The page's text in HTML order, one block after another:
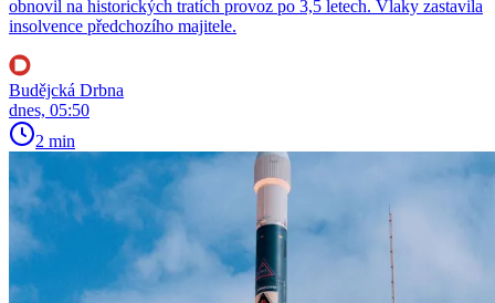
obnovil na historických tratích provoz po 3,5 letech. Vlaky zastavila
insolvence předchozího majitele.
Budějcká Drbna
dnes, 05:50
2 min